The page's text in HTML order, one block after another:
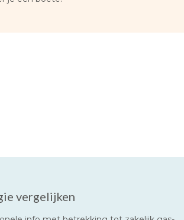
vergelijken